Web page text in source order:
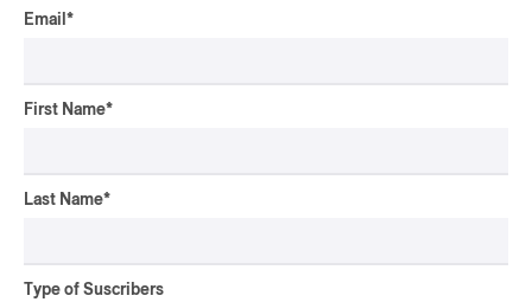
rap-jazz
participatif
mutant-disco
Email *
First Name*
Last Name*
Type of Suscribers